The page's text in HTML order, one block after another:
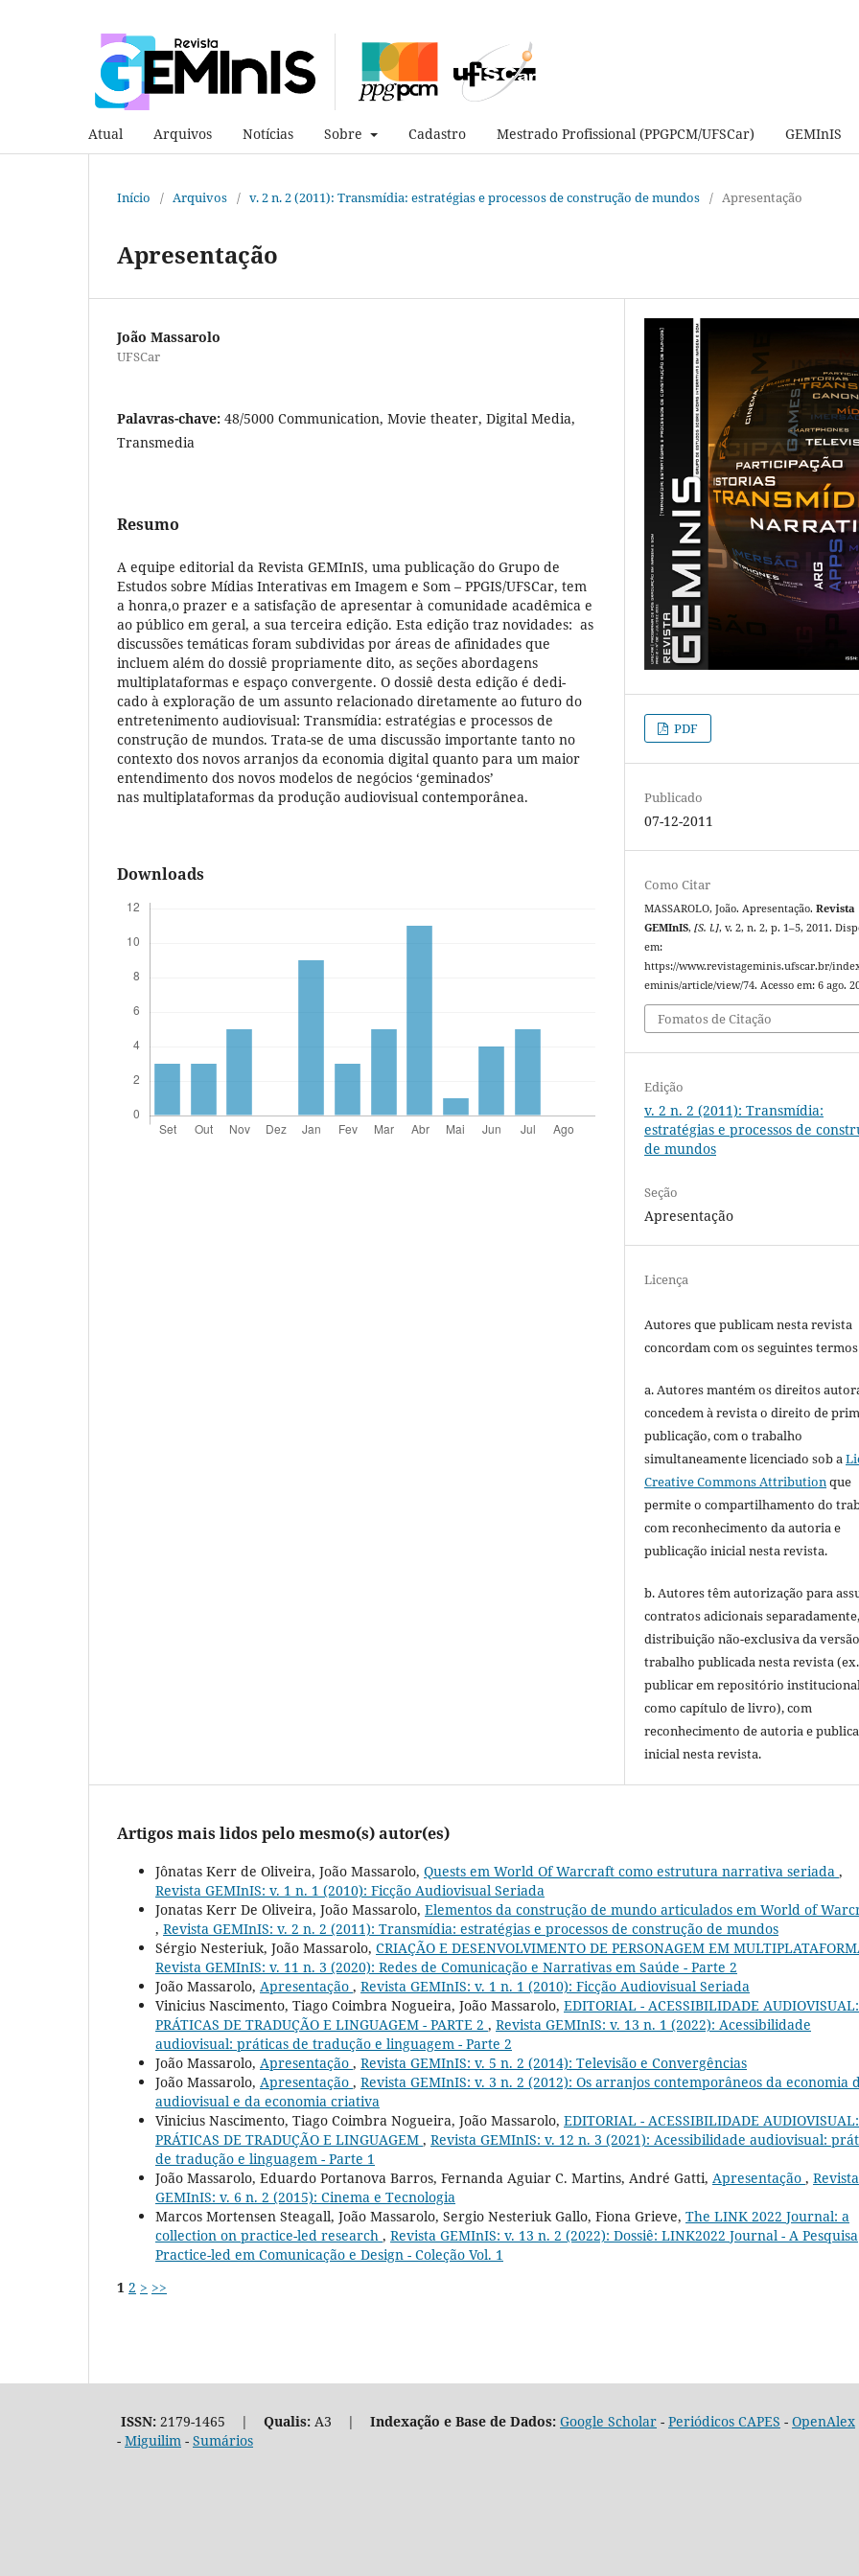
Atual Arquivos Notícias Sobre Cadastro Mestrado Profissional (PPGPCM/UFSCar) GEMInIS
Início / Arquivos / v. 2 n. 2 (2011): Transmídia: estratégias e processos de construção de mundos / Apresentação
Apresentação
João Massarolo
UFSCar
Palavras-chave: 48/5000 Communication, Movie theater, Digital Media,
Transmedia
Resumo
A equipe editorial da Revista GEMInIS, uma publicação do Grupo de
Estudos sobre Mídias Interativas em Imagem e Som – PPGIS/UFSCar, tem
a honra,o prazer e a satisfação de apresentar à comunidade acadêmica e
ao público em geral, a sua terceira edição. Esta edição traz novidades: as
discussões temáticas foram subdividas por áreas de afinidades que
incluem além do dossiê propriamente dito, as seções abordagens
multiplataformas e espaço convergente. O dossiê desta edição é dedi-
cado à exploração de um assunto relacionado diretamente ao futuro do
entretenimento audiovisual: Transmídia: estratégias e processos de
construção de mundos. Trata-se de uma discussão importante tanto no
contexto dos novos arranjos da economia digital quanto para um maior
entendimento dos novos modelos de negócios ‘geminados’
nas multiplataformas da produção audiovisual contemporânea.
Downloads
PDF
Publicado
07-12-2011
Como Citar
MASSAROLO, João. Apresentação.Revista
GEMInIS,[S. l.], v. 2, n. 2, p. 1–5, 2011.
em:
https://www.revistageminis.ufscar.br/
eminis/article/view/74. Acesso em: 6 ago.
Fomatos de Citação
Edição
v. 2 n. 2 (2011): Transmídia:
estratégias e processos de
de mundos
Seção
Apresentação
Licença
Autores que publicam nesta revista
concordam com os seguintes
a. Autores mantém os direitos
concedem à revista o direito de
publicação, com o trabalho
simultaneamente licenciado sob a
Creative Commons Attributionque
permite o compartilhamento do
com reconhecimento da autoria e
publicação inicial nesta revista.
b. Autores têm autorização para
contratos adicionais
distribuição não-exclusiva da
trabalho publicada nesta revista
publicar em repositório
como capítulo de livro), com
reconhecimento de autoria e
inicial nesta revista.
Artigos mais lidos pelo mesmo(s) autor(es)
Jônatas Kerr de Oliveira, João Massarolo, Quests em World Of Warcraft como estrutura narrativa seriada ,
Revista GEMInIS: v. 1 n. 1 (2010): Ficção Audiovisual Seriada
Jonatas Kerr De Oliveira, João Massarolo, Elementos da construção de mundo articulados em World of
, Revista GEMInIS: v. 2 n. 2 (2011): Transmídia: estratégias e processos de construção de mundos
Sérgio Nesteriuk, João Massarolo, CRIAÇÃO E DESENVOLVIMENTO DE PERSONAGEM EM
Revista GEMInIS: v. 11 n. 3 (2020): Redes de Comunicação e Narrativas em Saúde - Parte 2
João Massarolo, Apresentação , Revista GEMInIS: v. 1 n. 1 (2010): Ficção Audiovisual Seriada
Vinicius Nascimento, Tiago Coimbra Nogueira, João Massarolo, EDITORIAL - ACESSIBILIDADE AUDIOVISUAL:
PRÁTICAS DE TRADUÇÃO E LINGUAGEM - PARTE 2 , Revista GEMInIS: v. 13 n. 1 (2022): Acessibilidade
audiovisual: práticas de tradução e linguagem - Parte 2
João Massarolo, Apresentação , Revista GEMInIS: v. 5 n. 2 (2014): Televisão e Convergências
João Massarolo, Apresentação , Revista GEMInIS: v. 3 n. 2 (2012): Os arranjos contemporâneos da economia
audiovisual e da economia criativa
Vinicius Nascimento, Tiago Coimbra Nogueira, João Massarolo, EDITORIAL - ACESSIBILIDADE AUDIOVISUAL:
PRÁTICAS DE TRADUÇÃO E LINGUAGEM , Revista GEMInIS: v. 12 n. 3 (2021): Acessibilidade audiovisual:
de tradução e linguagem - Parte 1
João Massarolo, Eduardo Portanova Barros, Fernanda Aguiar C. Martins, André Gatti, Apresentação , Revista
GEMInIS: v. 6 n. 2 (2015): Cinema e Tecnologia
Marcos Mortensen Steagall, João Massarolo, Sergio Nesteriuk Gallo, Fiona Grieve, The LINK 2022 Journal: a
collection on practice-led research , Revista GEMInIS: v. 13 n. 2 (2022): Dossiê: LINK2022 Journal - A Pesquisa
Practice-led em Comunicação e Design - Coleção Vol. 1
1 2 > >>
ISSN: 2179-1465 | Qualis: A3 | Indexação e Base de Dados: Google Scholar - Periódicos CAPES - OpenAlex
- Miguilim - Sumários